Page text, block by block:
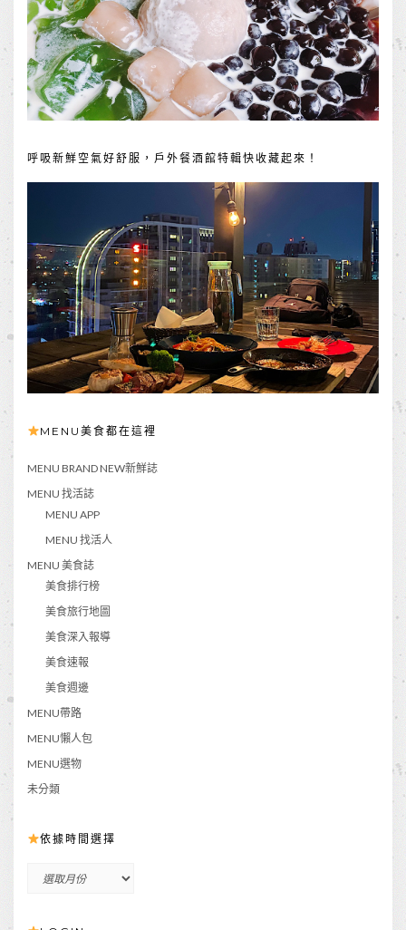
呼吸新鮮空氣好舒服，戶外餐酒館特輯快收藏起來！
MENU美食都在這裡
MENU BRAND NEW新鮮誌
MENU 找活誌
MENU APP
MENU 找活人
MENU 美食誌
美食排行榜
美食旅行地圖
美食深入報導
美食速報
美食週邊
MENU帶路
MENU懶人包
MENU選物
未分類
依據時間選擇